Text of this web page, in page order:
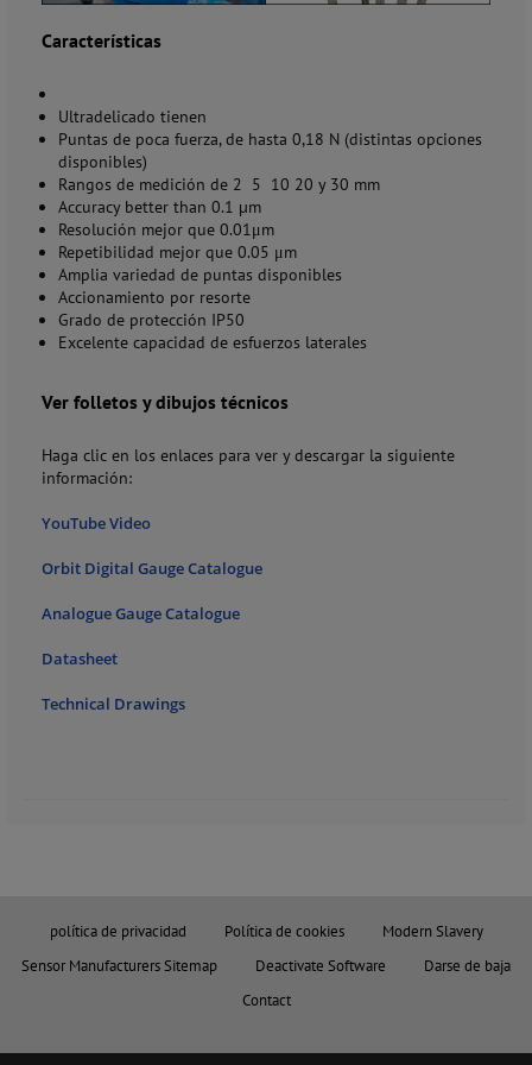
Características
Ultradelicado tienen
Puntas de poca fuerza, de hasta 0,18 N (distintas opciones
disponibles)
Rangos de medición de 2 5 10 20 y 30 mm
Accuracy better than 0.1 µm
Resolución mejor que 0.01μm
Repetibilidad mejor que 0.05 μm
Amplia variedad de puntas disponibles
Accionamiento por resorte
Grado de protección IP50
Excelente capacidad de esfuerzos laterales
Ver folletos y dibujos técnicos
Haga clic en los enlaces para ver y descargar la siguiente
información:
YouTube Video
Orbit Digital Gauge Catalogue
Analogue Gauge Catalogue
Datasheet
Technical Drawings
política de privacidad Política de cookies
Modern Slavery
Sensor Manufacturers Sitemap
Deactivate Software
Darse de baja
Contact